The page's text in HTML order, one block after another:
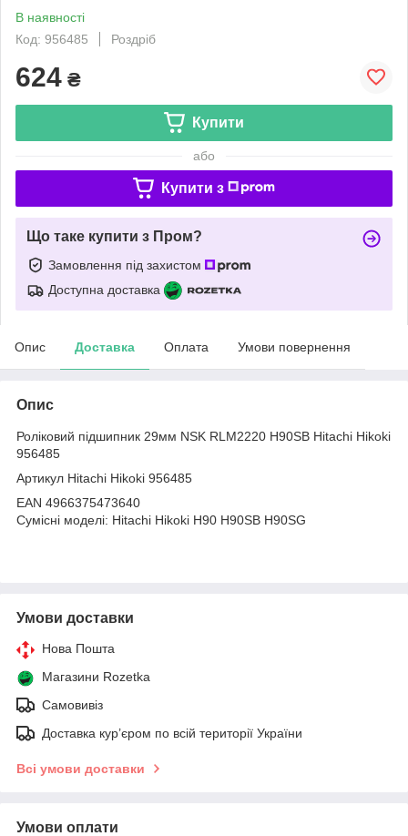
В наявності
Код: 956485
Роздріб
624 ₴
Купити
або
Купити з
Що таке купити з Пром?
Замовлення під захистом
Доступна доставка
Опис Доставка Оплата Умови повернення
Опис
Роліковий підшипник 29мм NSK RLM2220 H90SB Hitachi Hikoki
956485
Артикул Hitachi Hikoki 956485
EAN 4966375473640
Сумісні моделі: Hitachi Hikoki H90 H90SB H90SG
Умови доставки
Нова Пошта
Магазини Rozetka
Самовивіз
Доставка кур’єром по всій території України
Всі умови доставки
Умови оплати